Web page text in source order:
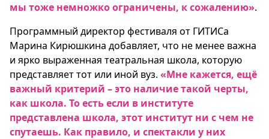
мы тоже немножко ограничены, к сожалению».
Программный директор фестиваля от ГИТИСа
Марина Кирюшкина добавляет, что не менее важна
и ярко выраженная театральная школа, которую
представляет тот или иной вуз. «Мне кажется, ещё
важный критерий – это наличие такой черты,
как школа. То есть если в институте
представлена школа, этот институт ни с чем не
спутаешь. Как правило, и спектакли у них